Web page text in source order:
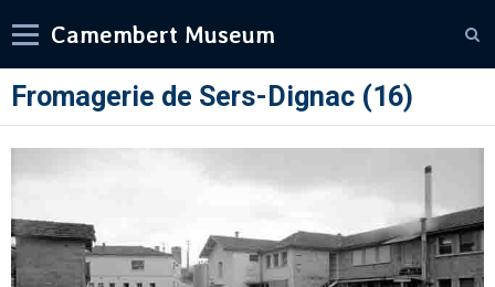
Camembert Museum
Fromagerie de Sers-Dignac (16)